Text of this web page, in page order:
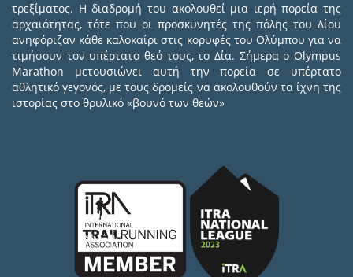
τρεξίματος. Η διαδρομή του ακολουθεί μια ιερή πορεία της
αρχαιότητας, τότε που οι προσκυνητές της πόλης του Δίου
ανηφόριζαν κάθε καλοκαίρι στις κορυφές του Ολύμπου για να
τιμήσουν τον υπέρτατο θεό τους, το Δία. Σήμερα ο Olympus
Marathon μετουσιώνει αυτή την πορεία σε υπέρτατο
αθλητικό γεγονός, με τους δρομείς να ακολουθούν τα ίχνη της
ιστορίας στο θρυλικό «βουνό των θεών»